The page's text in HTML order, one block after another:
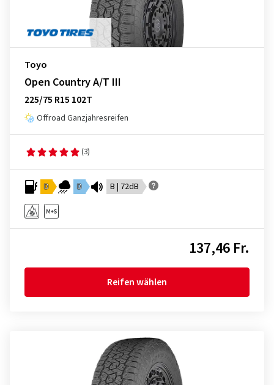
Toyo
Open Country A/T III
225/75 R15 102T
Offroad Ganzjahresreifen
(3)
D D B | 72dB
137,46 Fr.
Reifen wählen